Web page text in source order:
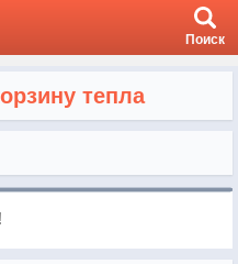
Поиск
тепла